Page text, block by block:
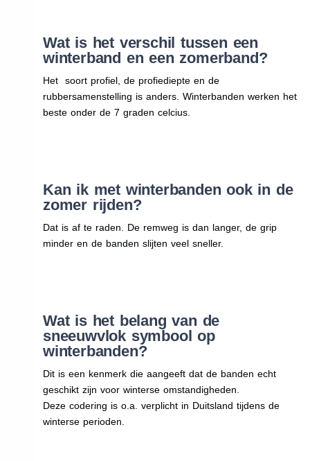
Wat is het verschil tussen een
winterband en een zomerband?
Het soort profiel, de profiediepte en de
rubbersamenstelling is anders. Winterbanden werken het
beste onder de 7 graden celcius.
Kan ik met winterbanden ook in de
zomer rijden?
Dat is af te raden. De remweg is dan langer, de grip
minder en de banden slijten veel sneller.
Wat is het belang van de
sneeuwvlok symbool op
winterbanden?
Dit is een kenmerk die aangeeft dat de banden echt
geschikt zijn voor winterse omstandigheden.
Deze codering is o.a. verplicht in Duitsland tijdens de
winterse perioden.